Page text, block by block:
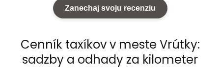
Zanechaj svoju recenziu
Cenník taxíkov v meste Vrútky:
sadzby a odhady za kilometer